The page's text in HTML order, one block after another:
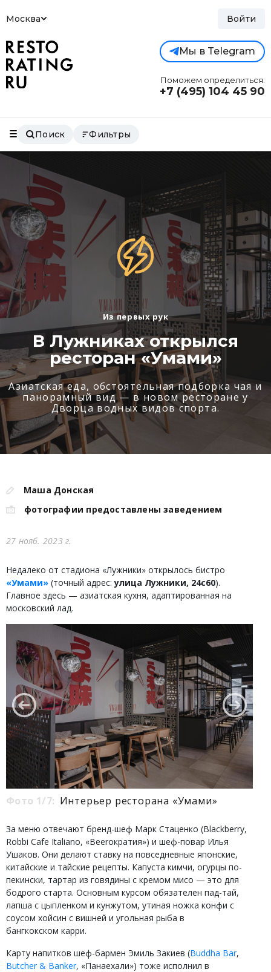
Москва Войти
Мы в Telegram
Поможем определиться:
+7 (495) 104 45 90
Поиск Фильтры
Из первых рук
В Лужниках открылся
ресторан «Умами»
Азиатская еда, обстоятельная подборка чая и
панорамный вид — в новом ресторане у
Дворца водных видов спорта.
Маша Донская
фотографии предоставлены заведением
27 нояб. 2023 г.
Недалеко от стадиона «Лужники» открылось бистро
«Умами» (точный адрес:улица Лужники, 24с60).
Главное здесь — азиатская кухня, адаптированная на
московский лад.
Фото 1/7: Интерьер ресторана «Умами»
За меню отвечают бренд-шеф Марк Стаценко (Blackberry,
Robbi Cafe Italiano, «Beerократия») и шеф-повар Илья
Ушаков. Они делают ставку на повседневные японские,
китайские и тайские рецепты. Капуста кимчи, огурцы по-
пекински, тартар из говядины с кремом мисо — это для
бодрого старта. Основным курсом обязателен пад-тай,
лапша с цыпленком и кунжутом, утиная ножка конфи с
соусом хойсин с вишней и угольная рыба в
бангкокском карри.
Карту напитков шеф-бармен Эмиль Закиев (Buddha Bar,
Butcher & Banker, «Панаехали») тоже исполнил в